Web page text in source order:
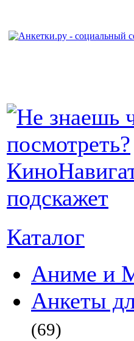
Каталог
Аниме и
Анкеты
(69)